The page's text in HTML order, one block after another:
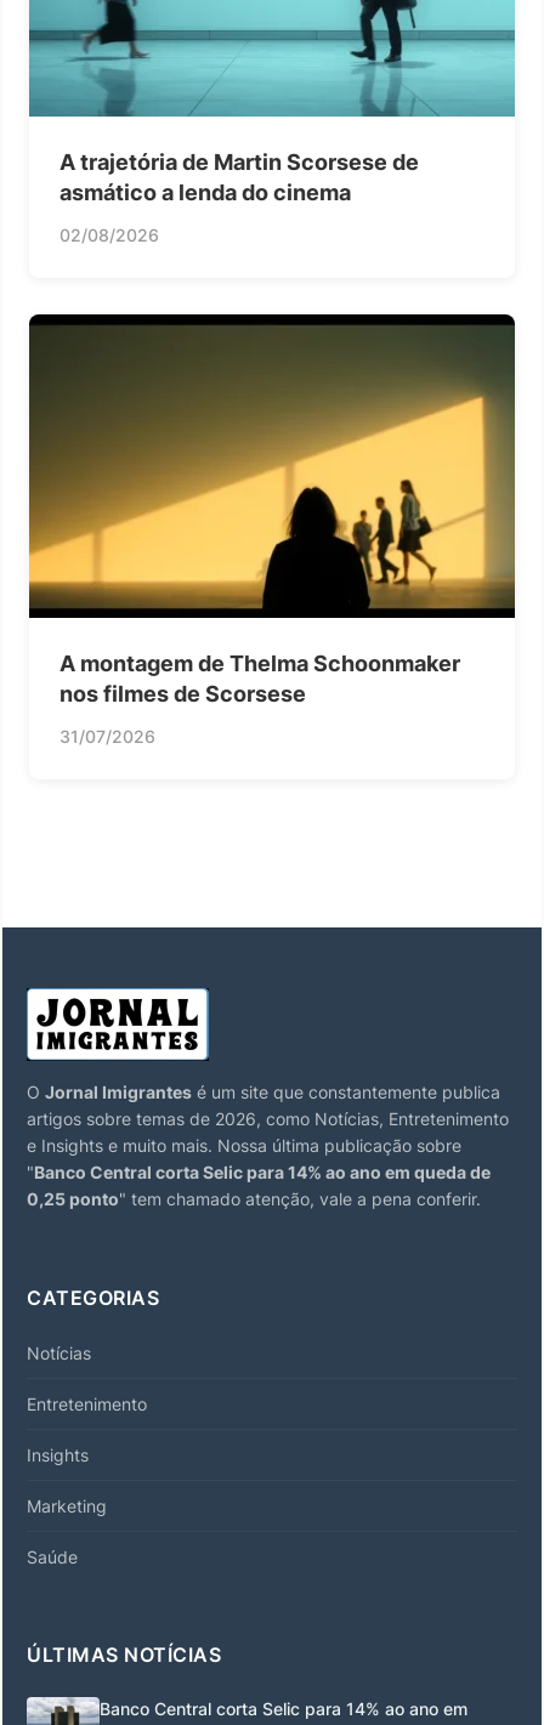
A trajetória de Martin Scorsese de
asmático a lenda do cinema
02/08/2026
A montagem de Thelma Schoonmaker
nos filmes de Scorsese
31/07/2026
O Jornal Imigrantes é um site que constantemente publica
artigos sobre temas de 2026, como Notícias, Entretenimento
e Insights e muito mais. Nossa última publicação sobre
"Banco Central corta Selic para 14% ao ano em queda de
0,25 ponto" tem chamado atenção, vale a pena conferir.
CATEGORIAS
Notícias
Entretenimento
Insights
Marketing
Saúde
ÚLTIMAS NOTÍCIAS
Banco Central corta Selic para 14% ao ano em